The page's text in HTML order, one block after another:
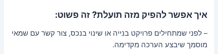
איך אפשר להפיק מזה תועלת? זה פשוט:
– לפני שמתחילים פרויקט בנייה או שינוי בנכס, צור קשר עם שמאי
מוסמך שיבצע הערכה מקדימה.